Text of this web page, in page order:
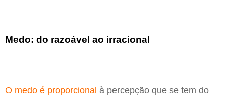
Medo: do razoável ao irracional
O medo é proporcional à percepção que se tem do